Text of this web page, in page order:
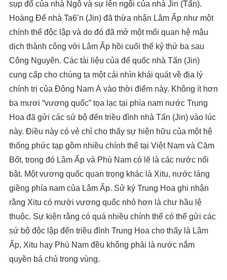
sụp đổ của nhà Ngô và sự lên ngôi của nhà Jin (Tấn).
Hoàng Đế nhà Ta6’n (Jin) đã thừa nhận Lâm Ấp như một
chính thể độc lập và do đó đã mở một mối quan hệ mậu
dịch thành công với Lâm Ấp hồi cuối thế kỷ thứ ba sau
Công Nguyên. Các tài liệu của đế quốc nhà Tấn (Jin)
cung cấp cho chúng ta một cái nhìn khái quát về địa lý
chính trị của Đông Nam Á vào thời điểm này. Không ít hơn
ba mươi “vương quốc” tọa lạc tại phía nam nước Trung
Hoa đã gửi các sứ bộ đến triều đình nhà Tấn (Jin) vào lúc
này. Điều này có vẻ chỉ cho thấy sự hiện hữu của một hệ
thống phức tạp gồm nhiều chính thể tại Việt Nam và Căm
Bốt, trong đó Lâm Ấp và Phù Nam có lẽ là các nước nổi
bật. Một vương quốc quan trọng khác là Xitu, nước láng
giềng phía nam của Lâm Ấp. Sử ký Trung Hoa ghi nhận
rằng Xitu có mười vương quốc nhỏ hơn là chư hầu lệ
thuộc. Sự kiện rằng có quá nhiều chính thể có thể gửi các
sứ bộ độc lập đến triều đình Trung Hoa cho thấy là Lâm
Ấp, Xitu hay Phù Nam đều không phải là nước nắm
quyền bá chủ trong vùng.